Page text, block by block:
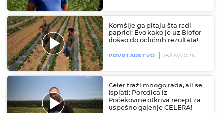
Komšije ga pitaju šta radi
paprici: Evo kako je uz Biofor
došao do odličnih rezultata!
POVRTARSTVO 25/07/2026
Celer traži mnogo rada, ali se
isplati: Porodica iz
Počekovine otkriva recept za
uspešno gajenje CELERA!